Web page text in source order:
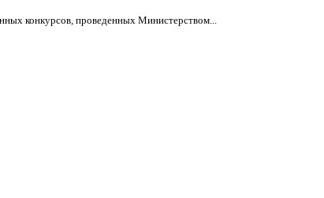
конкурсов, проведенных Министерством...